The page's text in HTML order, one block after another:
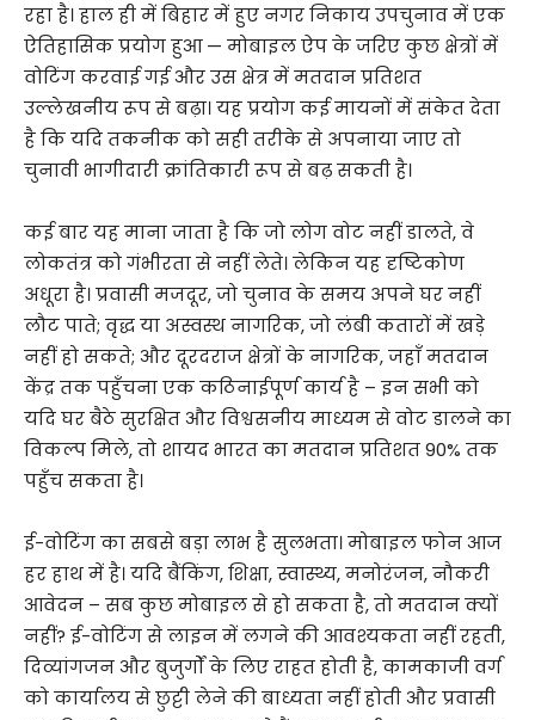
रहा है। हाल ही में बिहार में हुए नगर निकाय उपचुनाव में एक
ऐतिहासिक प्रयोग हुआ — मोबाइल ऐप के जरिए कुछ क्षेत्रों में
वोटिंग करवाई गई और उस क्षेत्र में मतदान प्रतिशत
उल्लेखनीय रूप से बढ़ा। यह प्रयोग कई मायनों में संकेत देता
है कि यदि तकनीक को सही तरीके से अपनाया जाए तो
चुनावी भागीदारी क्रांतिकारी रूप से बढ़ सकती है।
कई बार यह माना जाता है कि जो लोग वोट नहीं डालते, वे
लोकतंत्र को गंभीरता से नहीं लेते। लेकिन यह दृष्टिकोण
अधूरा है। प्रवासी मजदूर, जो चुनाव के समय अपने घर नहीं
लौट पाते; वृद्ध या अस्वस्थ नागरिक, जो लंबी कतारों में खड़े
नहीं हो सकते; और दूरदराज क्षेत्रों के नागरिक, जहाँ मतदान
केंद्र तक पहुँचना एक कठिनाईपूर्ण कार्य है – इन सभी को
यदि घर बैठे सुरक्षित और विश्वसनीय माध्यम से वोट डालने का
विकल्प मिले, तो शायद भारत का मतदान प्रतिशत 90% तक
पहुँच सकता है।
ई-वोटिंग का सबसे बड़ा लाभ है सुलभता। मोबाइल फोन आज
हर हाथ में है। यदि बैंकिंग, शिक्षा, स्वास्थ्य, मनोरंजन, नौकरी
आवेदन – सब कुछ मोबाइल से हो सकता है, तो मतदान क्यों
नहीं? ई-वोटिंग से लाइन में लगने की आवश्यकता नहीं रहती,
दिव्यांगजन और बुजुर्गों के लिए राहत होती है, कामकाजी वर्ग
को कार्यालय से छुट्टी लेने की बाध्यता नहीं होती और प्रवासी